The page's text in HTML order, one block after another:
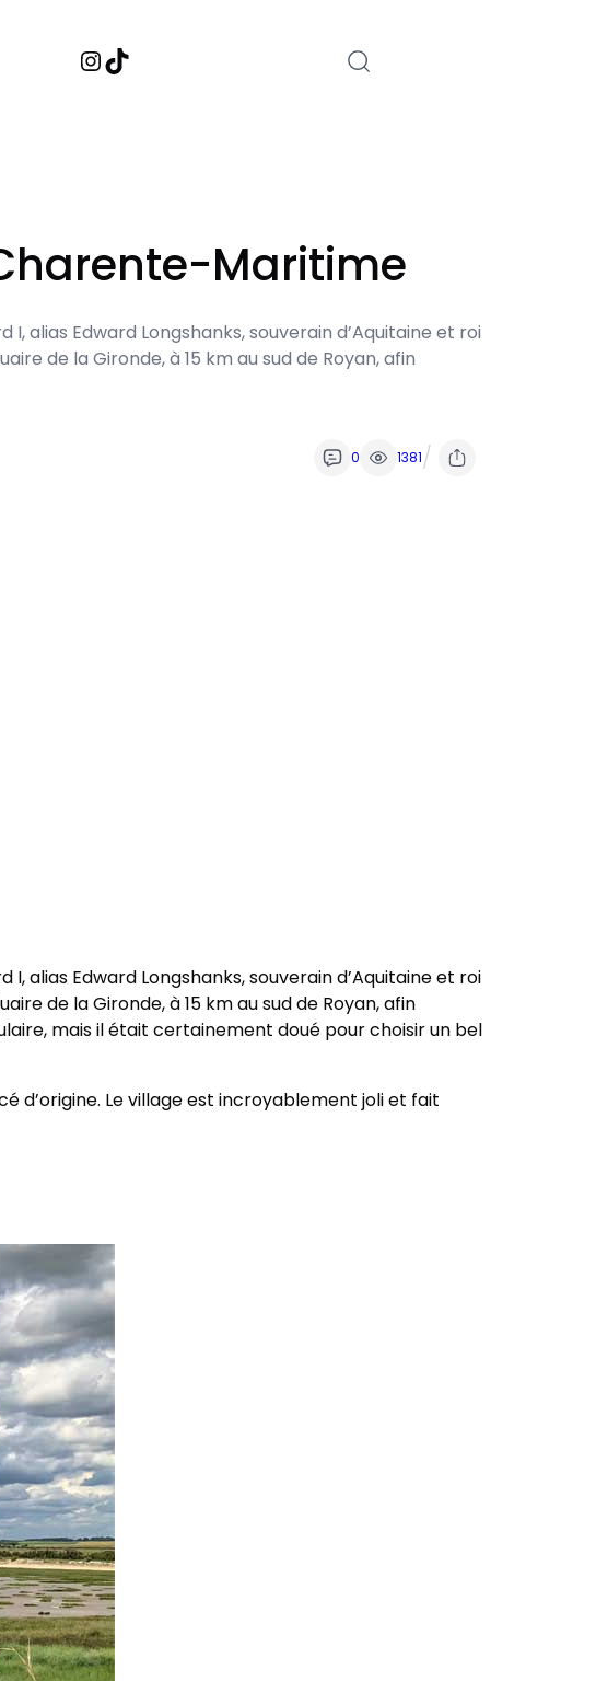
Instagram
TikTok
Maritime
alias Edward Longshanks, souverain d’Aquitaine et roi
de la Gironde, à 15 km au sud de Royan, afin
0 1381/
alias Edward Longshanks, souverain d’Aquitaine et roi
de la Gironde, à 15 km au sud de Royan, afin
mais il était certainement doué pour choisir un bel
d’origine. Le village est incroyablement joli et fait